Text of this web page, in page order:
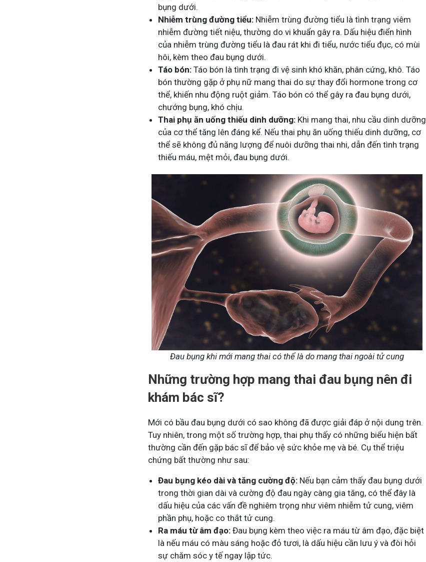
bụng dưới.
Nhiễm trùng đường tiểu: Nhiễm trùng đường tiểu là tình trạng viêm
nhiễm đường tiết niệu, thường do vi khuẩn gây ra. Dấu hiệu điển hình
của nhiễm trùng đường tiểu là đau rát khi đi tiểu, nước tiểu đục, có mùi
hôi, kèm theo đau bụng dưới.
Táo bón:Táo bón là tình trạng đi vệ sinh khó khăn, phân cứng, khô. Táo
bón thường gặp ở phụ nữ mang thai do sự thay đổi hormone trong cơ
thể, khiến nhu động ruột giảm. Táo bón có thể gây ra đau bụng dưới,
chướng bụng, khó chịu.
Thai phụ ăn uống thiếu dinh dưỡng: Khi mang thai, nhu cầu dinh dưỡng
của cơ thể tăng lên đáng kể. Nếu thai phụ ăn uống thiếu dinh dưỡng, cơ
thể sẽ không đủ năng lượng để nuôi dưỡng thai nhi, dẫn đến tình trạng
thiếu máu, mệt mỏi, đau bụng dưới.
Đau bụng khi mới mang thai có thể là do mang thai ngoài tử cung
Những trường hợp mang thai đau bụng nên đi
khám bác sĩ?
Mới có bầu đau bụng dưới có sao không đã được giải đáp ở nội dung trên.
Tuy nhiên, trong một số trường hợp, thai phụ thấy có những biểu hiện bất
thường cần đến gặp bác sĩ để bảo vệ sức khỏe mẹ và bé. Cụ thể triệu
chứng bất thường như sau:
Đau bụng kéo dài và tăng cường độ: Nếu bạn cảm thấy đau bụng dưới
trong thời gian dài và cường độ đau ngày càng gia tăng, có thể đây là
dấu hiệu của các vấn đề nghiêm trọng như viêm nhiễm tử cung, viêm
phần phụ, hoặc co thắt tử cung.
Ra máu từ âm đạo: Đau bụng kèm theo việc ra máu từ âm đạo, đặc biệt
là nếu máu có màu sáng hoặc đỏ tươi, là dấu hiệu cần lưu ý và đòi hỏi
sự chăm sóc y tế ngay lập tức.